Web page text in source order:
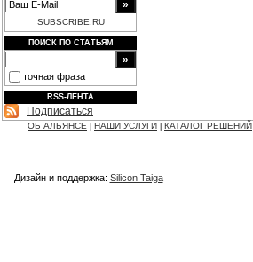
SUBSCRIBE.RU
ПОИСК ПО СТАТЬЯМ
точная фраза
RSS-ЛЕНТА
Подписаться
ОБ АЛЬЯНСЕ НАШИ УСЛУГИ КАТАЛОГ РЕШЕНИЙ
Дизайн и поддержка: Silicon Taiga